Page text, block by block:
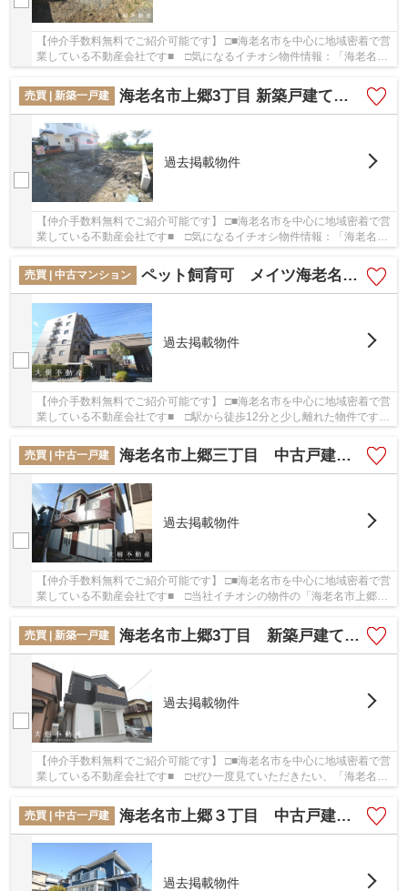
【仲介手数料無料でご紹介可能です】 □■海老名市を中心に地域密着で営
業している不動産会社です■ □気になるイチオシ物件情報：「海老名市
上郷3丁目 新築戸建て 全２棟 【仲介手数...
売買 | 新築一戸建
海老名市上郷3丁目 新築戸建て 全２棟 【仲介手数料無料】
過去掲載物件
【仲介手数料無料でご紹介可能です】 □■海老名市を中心に地域密着で営
業している不動産会社です■ □気になるイチオシ物件情報：「海老名市
上郷3丁目 新築戸建て 全２棟 【仲介手数...
売買 | 中古マンション
ペット飼育可 メイツ海老名 5階 3LDK リフォーム済み 【仲介手数料無料】
過去掲載物件
【仲介手数料無料でご紹介可能です】 □■海老名市を中心に地域密着で営
業している不動産会社です■ □駅から徒歩12分と少し離れた物件です。
売買 | 中古一戸建
海老名市上郷三丁目 中古戸建て 【仲介手数料無料】
過去掲載物件
【仲介手数料無料でご紹介可能です】 □■海老名市を中心に地域密着で営
業している不動産会社です■ □当社イチオシの物件の「海老名市上郷三
売買 | 新築一戸建
海老名市上郷3丁目 新築戸建て 全1棟 【仲介手数料無料】
過去掲載物件
【仲介手数料無料でご紹介可能です】 □■海老名市を中心に地域密着で営
業している不動産会社です■ □ぜひ一度見ていただきたい、「海老名市
売買 | 中古一戸建
海老名市上郷３丁目 中古戸建て 【仲介手数料無料】
過去掲載物件